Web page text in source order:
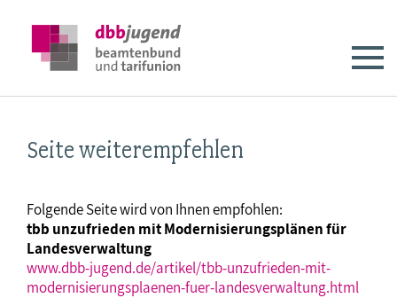
Seite weiterempfehlen
Folgende Seite wird von Ihnen empfohlen:
tbb unzufrieden mit Modernisierungsplänen für
Landesverwaltung
www.dbb-jugend.de/artikel/tbb-unzufrieden-mit-
modernisierungsplaenen-fuer-landesverwaltung.html